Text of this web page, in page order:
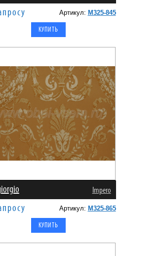
Артикул: M325-845
Impero
Артикул: M325-865